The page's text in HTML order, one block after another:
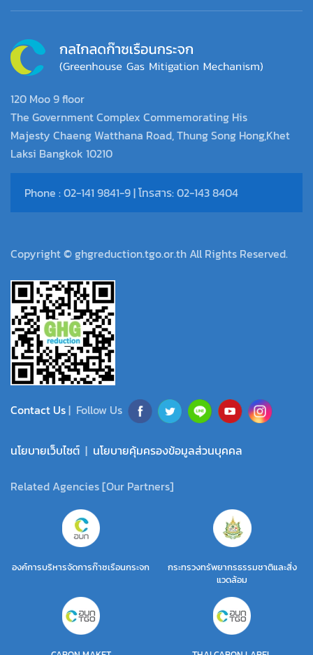
120 Moo 9 floor
The Government Complex Commemorating His
Majesty Chaeng Watthana Road, Thung Song Hong,Khet
Laksi Bangkok 10210
Phone : 02-141 9841-9 | โทรสาร: 02-143 8404
Copyright © ghgreduction.tgo.or.th All Rights Reserved.
Contact Us| Follow Us
นโยบายเว็บไซต์ | นโยบายคุ้มครองข้อมูลส่วนบุคคล
Related Agencies [Our Partners]
องค์การบริหารจัดการก๊าซเรือนกระจก
กระทรวงทรัพยากรธรรมชาติและสิ่ง
แวดล้อม